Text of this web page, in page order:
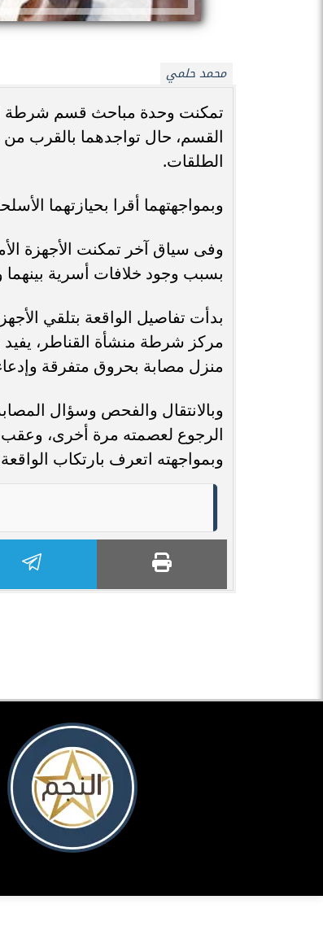
محمد حلمي
تمكنت وحدة مباحث قسم شرطة
الطلقات.
وبمواجهتهما أقرا بحيازتهما
وفى سياق آخر تمكنت الأجهزة
بسبب وجود خلافات أسرية
بدأت تفاصيل الواقعة بتلقي
مركز شرطة منشأة القناطر،
منزل مصابة بحروق متفرقة
وبالانتقال والفحص وسؤال
الرجوع لعصمته مرة أخرى، وعقب
وبمواجهته اتعرف بارتكاب